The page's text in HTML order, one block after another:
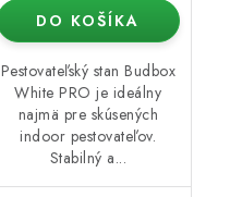
DO KOŠÍKA
Pestovateľský stan Budbox
White PRO je ideálny
najmä pre skúsených
indoor pestovateľov.
Stabilný a...